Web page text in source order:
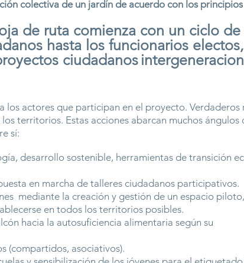
colectiva de un jardín de acuerdo con los
de ruta comienza con un ciclo
hasta los funcionarios
ciudadanos
los actores que participan en el proyecto.
territorios. Estas acciones abarcan muchos
sí:
desarrollo sostenible, herramientas de transición
en marcha de talleres ciudadanos participativos.
mediante la creación y gestión de un espacio
en todos los territorios posibles.
hacia la autosuficiencia alimentaria según su
(compartidos, asociativos).